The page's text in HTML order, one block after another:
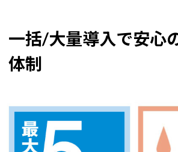
一括/大量導入で安心
体制